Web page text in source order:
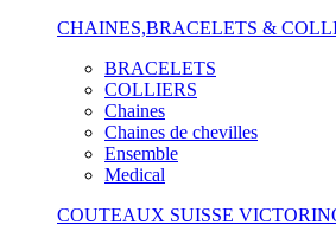
CHAINES,BRACELETS &
BRACELETS
COLLIERS
Chaines
Chaines de chevilles
Ensemble
Medical
COUTEAUX SUISSE